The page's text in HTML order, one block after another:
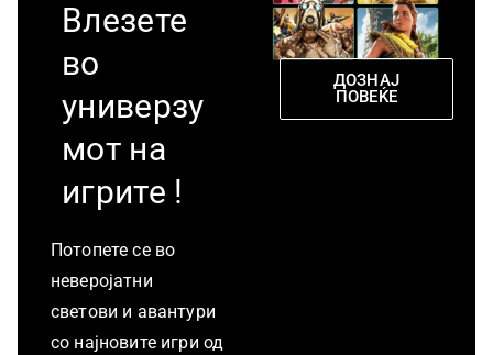
Влезете
во
универзу
мот на
игрите !
Потопете се во
неверојатни
светови и авантури
со најновите игри од
ДОЗНАЈ
ПОВЕЌЕ